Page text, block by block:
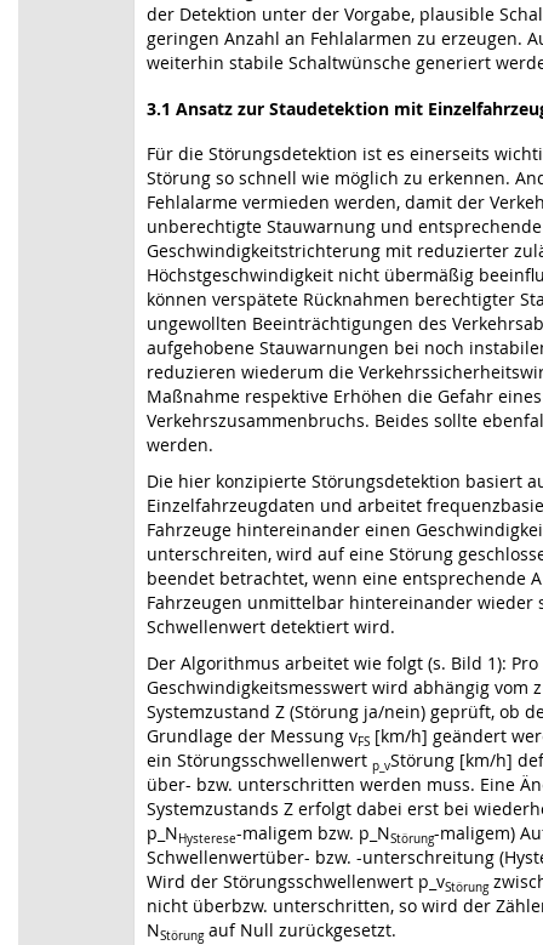
der Detektion unter der Vorgabe, plausible
geringen Anzahl an Fehlalarmen zu erzeugen.
weiterhin stabile Schaltwünsche generiert
3.1 Ansatz zur Staudetektion mit
Für die Störungsdetektion ist es einerseits
Störung so schnell wie möglich zu erkennen.
Fehlalarme vermieden werden, damit der
unberechtigte Stauwarnung und
Geschwindigkeitstrichterung mit reduzierter
Höchstgeschwindigkeit nicht übermäßig
können verspätete Rücknahmen berechtigter
ungewollten Beeinträchtigungen des
aufgehobene Stauwarnungen bei noch
reduzieren wiederum die
Maßnahme respektive Erhöhen die Gefahr
Verkehrszusammenbruchs. Beides sollte
werden.
Die hier konzipierte Störungsdetektion basiert
Einzelfahrzeugdaten und arbeitet
Fahrzeuge hintereinander einen
unterschreiten, wird auf eine Störung
beendet betrachtet, wenn eine entsprechende
Fahrzeugen unmittelbar hintereinander wieder
Schwellenwert detektiert wird.
Der Algorithmus arbeitet wie folgt (s. Bild 1): Pro
Geschwindigkeitsmesswert wird abhängig vom
Systemzustand Z (Störung ja/nein) geprüft, ob
Grundlage der Messung vFS [km/h] geändert
ein Störungsschwellenwert p_vStörung [km/h]
über- bzw. unterschritten werden muss. Eine
Systemzustands Z erfolgt dabei erst bei
p_NHysterese-maligem bzw. p_NStörung-maligem)
Schwellenwertüber- bzw. -unterschreitung
Wird der Störungsschwellenwert p_vStörung
nicht überbzw. unterschritten, so wird der
NStörungauf Null zurückgesetzt.